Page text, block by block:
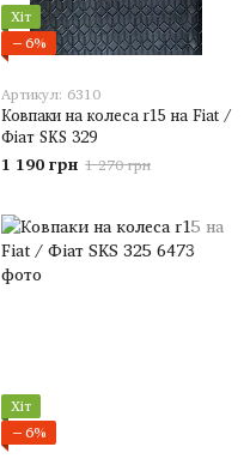
Хіт
−6%
Артикул: 6310
Ковпаки на колеса r15 на Fiat /
Фіат SKS 329
1 190 грн 1 270 грн
Хіт
−6%